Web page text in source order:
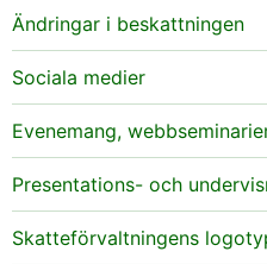
Ändringar i beskattningen
Sociala medier
Evenemang,
Presentations- och
Skatteförvaltningens